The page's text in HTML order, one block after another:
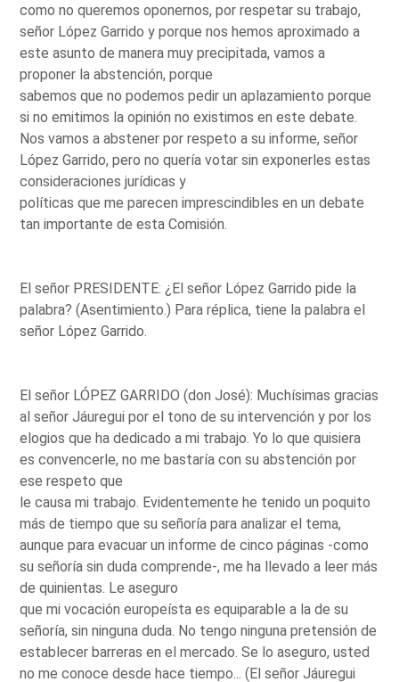
como no queremos oponernos, por respetar su trabajo,
señor López Garrido y porque nos hemos aproximado a
este asunto de manera muy precipitada, vamos a
proponer la abstención, porque
sabemos que no podemos pedir un aplazamiento porque
si no emitimos la opinión no existimos en este debate.
Nos vamos a abstener por respeto a su informe, señor
López Garrido, pero no quería votar sin exponerles estas
consideraciones jurídicas y
políticas que me parecen imprescindibles en un debate
tan importante de esta Comisión.
El señor PRESIDENTE: ¿El señor López Garrido pide la
palabra? (Asentimiento.) Para réplica, tiene la palabra el
señor López Garrido.
El señor LÓPEZ GARRIDO (don José): Muchísimas gracias
al señor Jáuregui por el tono de su intervención y por los
elogios que ha dedicado a mi trabajo. Yo lo que quisiera
es convencerle, no me bastaría con su abstención por
ese respeto que
le causa mi trabajo. Evidentemente he tenido un poquito
más de tiempo que su señoría para analizar el tema,
aunque para evacuar un informe de cinco páginas -como
su señoría sin duda comprende-, me ha llevado a leer más
de quinientas. Le aseguro
que mi vocación europeísta es equiparable a la de su
señoría, sin ninguna duda. No tengo ninguna pretensión de
establecer barreras en el mercado. Se lo aseguro, usted
no me conoce desde hace tiempo... (El señor Jáuregui